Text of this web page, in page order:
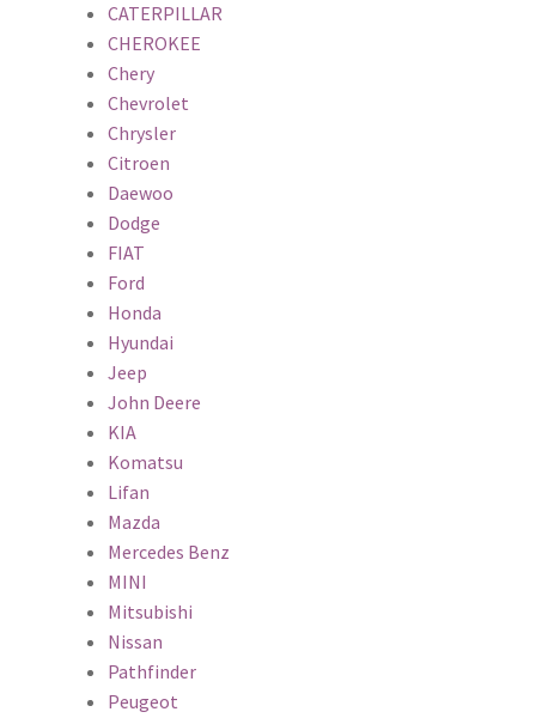
CATERPILLAR
CHEROKEE
Chery
Chevrolet
Chrysler
Citroen
Daewoo
Dodge
FIAT
Ford
Honda
Hyundai
Jeep
John Deere
KIA
Komatsu
Lifan
Mazda
Mercedes Benz
MINI
Mitsubishi
Nissan
Pathfinder
Peugeot